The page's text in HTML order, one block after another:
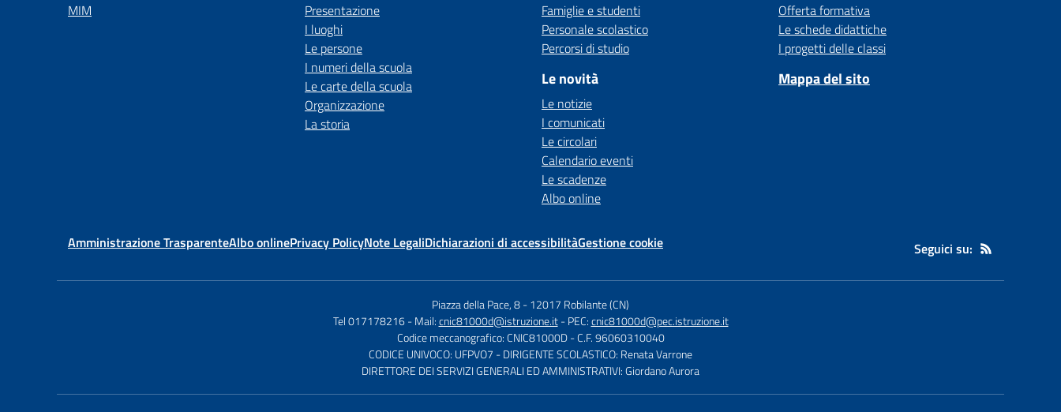
MIM
Presentazione
I luoghi
Le persone
I numeri della scuola
Le carte della scuola
Organizzazione
La storia
Famiglie e studenti
Personale scolastico
Percorsi di studio
Le novità
Le notizie
I comunicati
Le circolari
Calendario eventi
Le scadenze
Albo online
Offerta formativa
Le schede didattiche
I progetti delle classi
Mappa del sito
Amministrazione TrasparenteAlbo onlinePrivacy PolicyNote LegaliDichiarazioni di accessibilitàGestione cookie Seguici su:
Piazza della Pace, 8-12017 Robilante (CN)
Tel 017178216 - Mail:cnic81000d@istruzione.it - PEC:cnic81000d@pec.istruzione.it
Codice meccanografico: CNIC81000D - C.F. 96060310040
CODICE UNIVOCO: UFPVO7 - DIRIGENTE SCOLASTICO: Renata Varrone
DIRETTORE DEI SERVIZI GENERALI ED AMMINISTRATIVI: Giordano Aurora